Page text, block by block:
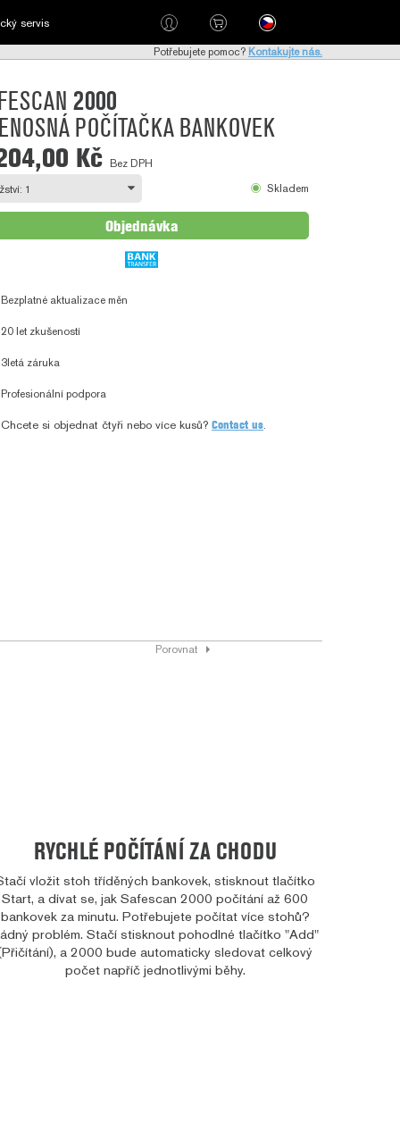
servis
Potřebujete pomoc? Kontakujte nás.
2000
POČÍTAČKA BANKOVEK
Kč Bez DPH
Skladem
Objednávka
Bezplatné aktualizace měn
20 let zkušeností
3letá záruka
Profesionální podpora
Chcete si objednat čtyři nebo více kusů? Contact us.
Porovnat
RYCHLÉ POČÍTÁNÍ ZA CHODU
vložit stoh tříděných bankovek, stisknout tlačítko
Start, a dívat se, jak Safescan 2000 počítání až 600
bankovek za minutu. Potřebujete počítat více stohů?
problém. Stačí stisknout pohodlné tlačítko "Add"
a 2000 bude automaticky sledovat celkový
počet napříč jednotlivými běhy.